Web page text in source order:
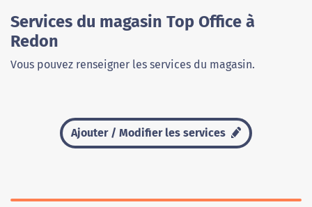
Services du magasin Top Office à
Redon
Vous pouvez renseigner les services du magasin.
Ajouter / Modifier les services